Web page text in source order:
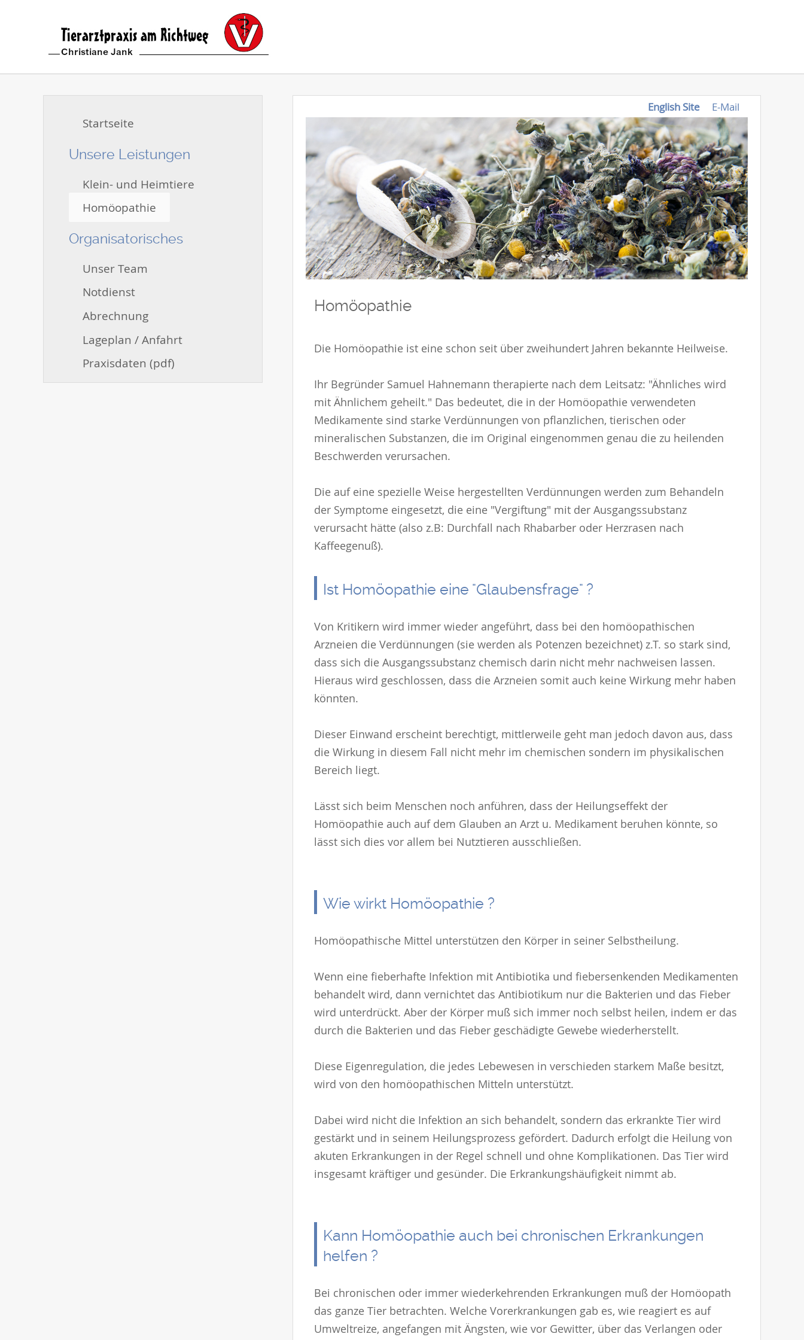
Startseite
Unsere Leistungen
Klein- und Heimtiere
Homöopathie
Organisatorisches
Unser Team
Notdienst
Abrechnung
Lageplan / Anfahrt
Praxisdaten (pdf)
English Site E-Mail
Homöopathie
Die Homöopathie ist eine schon seit über zweihundert Jahren bekannte Heilweise.
Ihr Begründer Samuel Hahnemann therapierte nach dem Leitsatz: "Ähnliches wird
mit Ähnlichem geheilt." Das bedeutet, die in der Homöopathie verwendeten
Medikamente sind starke Verdünnungen von pflanzlichen, tierischen oder
mineralischen Substanzen, die im Original eingenommen genau die zu heilenden
Beschwerden verursachen.
Die auf eine spezielle Weise hergestellten Verdünnungen werden zum Behandeln
der Symptome eingesetzt, die eine "Vergiftung" mit der Ausgangssubstanz
verursacht hätte (also z.B: Durchfall nach Rhabarber oder Herzrasen nach
Kaffeegenuß).
Ist Homöopathie eine "Glaubensfrage" ?
Von Kritikern wird immer wieder angeführt, dass bei den homöopathischen
Arzneien die Verdünnungen (sie werden als Potenzen bezeichnet) z.T. so stark sind,
dass sich die Ausgangssubstanz chemisch darin nicht mehr nachweisen lassen.
Hieraus wird geschlossen, dass die Arzneien somit auch keine Wirkung mehr haben
könnten.
Dieser Einwand erscheint berechtigt, mittlerweile geht man jedoch davon aus, dass
die Wirkung in diesem Fall nicht mehr im chemischen sondern im physikalischen
Bereich liegt.
Lässt sich beim Menschen noch anführen, dass der Heilungseffekt der
Homöopathie auch auf dem Glauben an Arzt u. Medikament beruhen könnte, so
lässt sich dies vor allem bei Nutztieren ausschließen.
Wie wirkt Homöopathie ?
Homöopathische Mittel unterstützen den Körper in seiner Selbstheilung.
Wenn eine fieberhafte Infektion mit Antibiotika und fiebersenkenden Medikamenten
behandelt wird, dann vernichtet das Antibiotikum nur die Bakterien und das Fieber
wird unterdrückt. Aber der Körper muß sich immer noch selbst heilen, indem er das
durch die Bakterien und das Fieber geschädigte Gewebe wiederherstellt.
Diese Eigenregulation, die jedes Lebewesen in verschieden starkem Maße besitzt,
wird von den homöopathischen Mitteln unterstützt.
Dabei wird nicht die Infektion an sich behandelt, sondern das erkrankte Tier wird
gestärkt und in seinem Heilungsprozess gefördert. Dadurch erfolgt die Heilung von
akuten Erkrankungen in der Regel schnell und ohne Komplikationen. Das Tier wird
insgesamt kräftiger und gesünder. Die Erkrankungshäufigkeit nimmt ab.
Kann Homöopathie auch bei chronischen Erkrankungen
helfen ?
Bei chronischen oder immer wiederkehrenden Erkrankungen muß der Homöopath
das ganze Tier betrachten. Welche Vorerkrankungen gab es, wie reagiert es auf
Umweltreize, angefangen mit Ängsten, wie vor Gewitter, über das Verlangen oder